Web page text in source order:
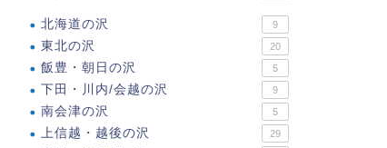
北海道の沢 9
東北の沢 20
飯豊・朝日の沢 5
下田・川内/会越の沢 9
南会津の沢 5
上信越・越後の沢 29